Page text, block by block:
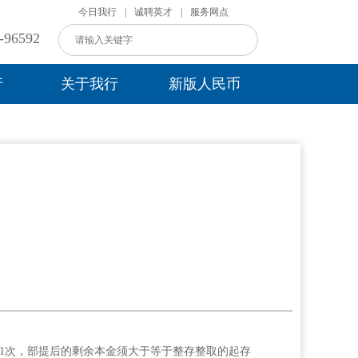
今日我行 诚聘英才 服务网点
关于我行 新版人民币
，部提后的剩余本金须大于等于整存整取的起存